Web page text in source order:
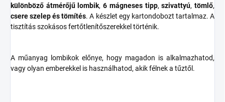
különböző átmérőjű lombik,6 mágneses tipp,szivattyú,tömlő,
csere szelep és tömítés. A készlet egy kartondobozt tartalmaz. A
tisztítás szokásos fertőtlenítőszerekkel történik.
A műanyag lombikok előnye, hogy magadon is alkalmazhatod,
vagy olyan emberekkel is használhatod, akik félnek a tűztől.